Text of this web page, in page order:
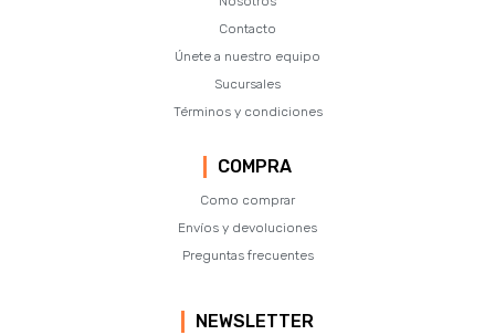
Contacto
Únete a nuestro equipo
Sucursales
Términos y condiciones
COMPRA
Como comprar
Envíos y devoluciones
Preguntas frecuentes
NEWSLETTER